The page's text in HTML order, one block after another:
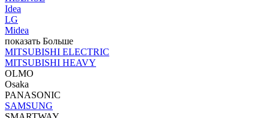
Idea
LG
Midea
показать Больше
MITSUBISHI ELECTRIC
MITSUBISHI HEAVY
OLMO
Osaka
PANASONIC
SAMSUNG